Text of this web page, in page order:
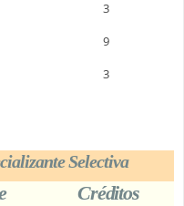
3
9
3
Selectiva
Créditos